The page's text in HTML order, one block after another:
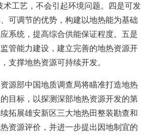
术工艺，不会引起环境问题。四是可发
可调节的优势，构建以地热能为基础
系统，提高综合供能保证程度。五是
管能力建设，建立完善的地热资源开
支撑地热资源可持续开发。
部中国地质调查局将瞄准打造地热
目标，以探测深部地热资源开发的第
拓展雄安新区三大地热田整装勘查和
资源评价，并进一步提出因地制宜的